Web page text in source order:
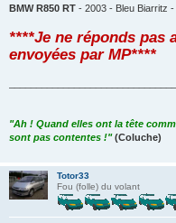
BMW R850 RT - 2003 - Bleu Biarritz
****Je ne réponds pas
envoyées par MP****
"Ah ! Quand elles ont la tête
sont pas contentes !" (Coluche)
Totor33
Fou (folle) du volant